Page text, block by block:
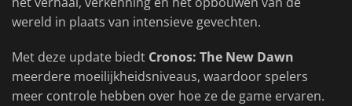
wereld in plaats van intensieve gevechten.
Met deze update biedt Cronos: The New Dawn
meerdere moeilijkheidsniveaus, waardoor spelers
meer controle hebben over hoe ze de game ervaren.